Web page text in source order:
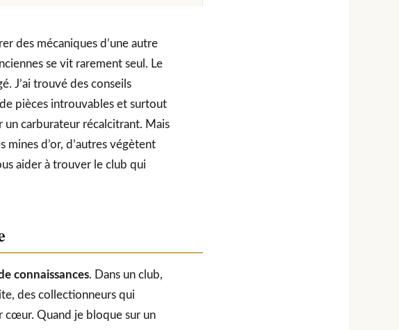
des mécaniques d’une autre
se vit rarement seul. Le
J’ai trouvé des conseils
pièces introuvables et surtout
un carburateur récalcitrant. Mais
d’or, d’autres végètent
aider à trouver le club qui
connaissances. Dans un club,
des collectionneurs qui
cœur. Quand je bloque sur un